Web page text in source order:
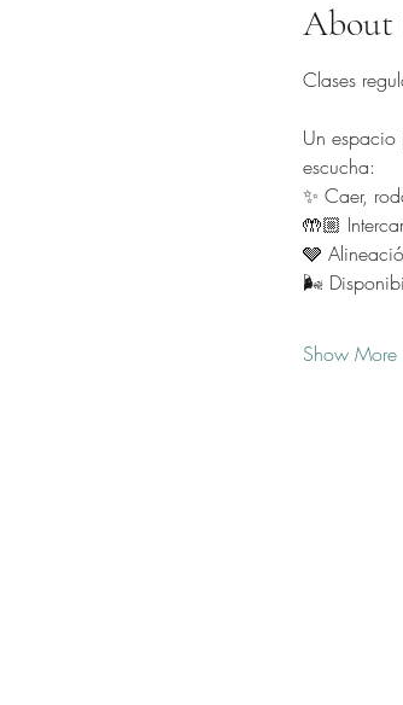
About
Clases
Un espacio
escucha:
✨ Caer,
🤲🏼
🩶
🌬️
Show More